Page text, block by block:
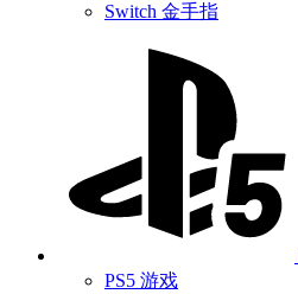
Switch 金手指
PS5 游戏